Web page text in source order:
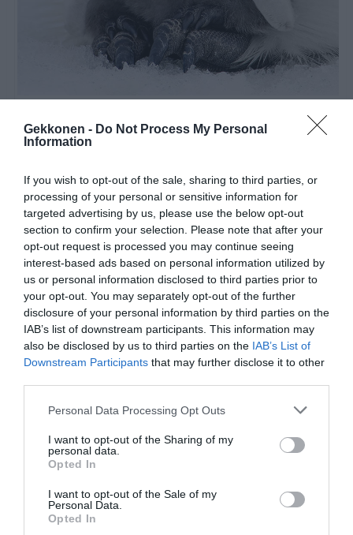
Gekkonen - Do Not Process My Personal
Information
If you wish to opt-out of the sale, sharing to third parties, or
processing of your personal or sensitive information for
targeted advertising by us, please use the below opt-out
section to confirm your selection. Please note that after your
opt-out request is processed you may continue seeing
interest-based ads based on personal information utilized by
us or personal information disclosed to third parties prior to
your opt-out. You may separately opt-out of the further
disclosure of your personal information by third parties on the
IAB’s list of downstream participants. This information may
also be disclosed by us to third parties on the IAB’s List of
Downstream Participants that may further disclose it to other
Personal Data Processing Opt Outs
I want to opt-out of the Sharing of my
personal data.
Opted In
I want to opt-out of the Sale of my
Personal Data.
Opted In